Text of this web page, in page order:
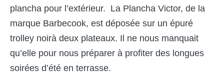
plancha pour l’extérieur. La Plancha Victor, de la
marque Barbecook, est déposée sur un épuré
trolley noirà deux plateaux. Il ne nous manquait
qu’elle pour nous préparer à profiter des longues
soirées d’été en terrasse.